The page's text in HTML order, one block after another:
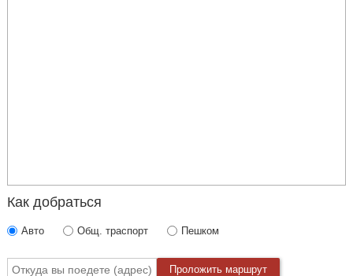
Как добраться
Авто Общ. траспорт Пешком
Проложить маршрут